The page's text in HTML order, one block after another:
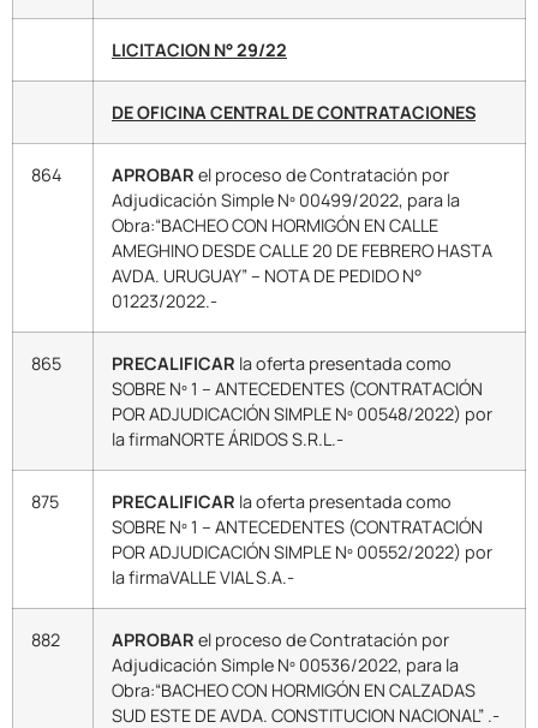
LICITACION N° 29/22
DE OFICINA CENTRAL DE CONTRATACIONES
864 APROBAR el proceso de Contratación por
Adjudicación Simple Nº 00499/2022, para la
Obra:“BACHEO CON HORMIGÓN EN CALLE
AMEGHINO DESDE CALLE 20 DE FEBRERO HASTA
AVDA. URUGUAY” – NOTA DE PEDIDO N°
01223/2022.-
865 PRECALIFICAR la oferta presentada como
SOBRE Nº 1 – ANTECEDENTES (CONTRATACIÓN
POR ADJUDICACIÓN SIMPLE Nº 00548/2022) por
la firmaNORTE ÁRIDOS S.R.L.-
875 PRECALIFICAR la oferta presentada como
SOBRE Nº 1 – ANTECEDENTES (CONTRATACIÓN
POR ADJUDICACIÓN SIMPLE Nº 00552/2022) por
la firmaVALLE VIAL S.A.-
882 APROBAR el proceso de Contratación por
Adjudicación Simple Nº 00536/2022, para la
Obra:“BACHEO CON HORMIGÓN EN CALZADAS
SUD ESTE DE AVDA. CONSTITUCION NACIONAL” .-